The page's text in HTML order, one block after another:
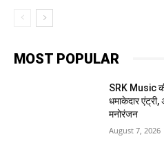
MOST POPULAR
SRK Music
धमाकेदार
मनोरंजन
August 7, 2026